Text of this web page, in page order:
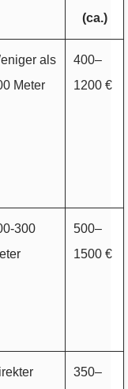
(ca.)
als
Meter
400–
1200 €
300
500–
1500 €
350–